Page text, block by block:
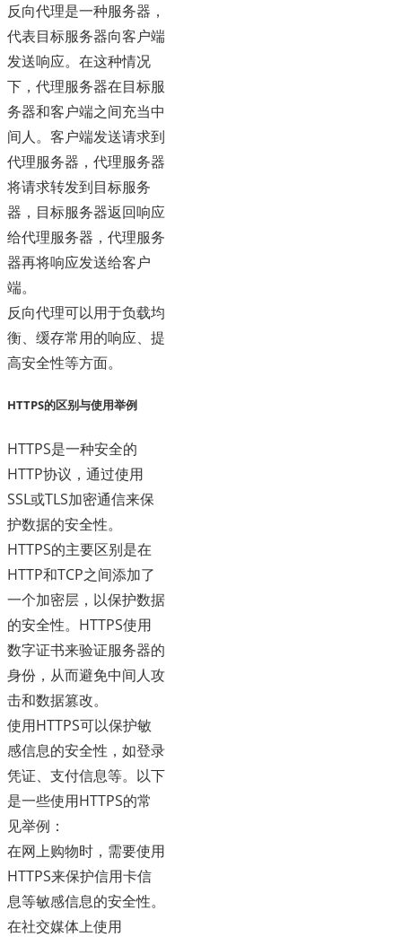
反向代理是一种服务器，
代表目标服务器向客户端
发送响应。在这种情况
下，代理服务器在目标服
务器和客户端之间充当中
间人。客户端发送请求到
代理服务器，代理服务器
将请求转发到目标服务
器，目标服务器返回响应
给代理服务器，代理服务
器再将响应发送给客户
端。
反向代理可以用于负载均
衡、缓存常用的响应、提
高安全性等方面。
HTTPS的区别与使用举例
HTTPS是一种安全的
HTTP协议，通过使用
SSL或TLS加密通信来保
护数据的安全性。
HTTPS的主要区别是在
HTTP和TCP之间添加了
一个加密层，以保护数据
的安全性。HTTPS使用
数字证书来验证服务器的
身份，从而避免中间人攻
击和数据篡改。
使用HTTPS可以保护敏
感信息的安全性，如登录
凭证、支付信息等。以下
是一些使用HTTPS的常
见举例：
在网上购物时，需要使用
HTTPS来保护信用卡信
息等敏感信息的安全性。
在社交媒体上使用